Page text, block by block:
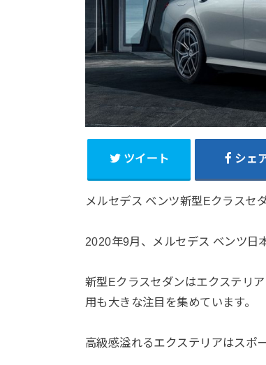
ツイート シェ
メルセデス ベンツ新型Eクラスセ
2020年9月、メルセデス ベンツ日
新型Eクラスセダンはエクステリ
用も大きな注目を集めています。
高級感溢れるエクステリアはスポ